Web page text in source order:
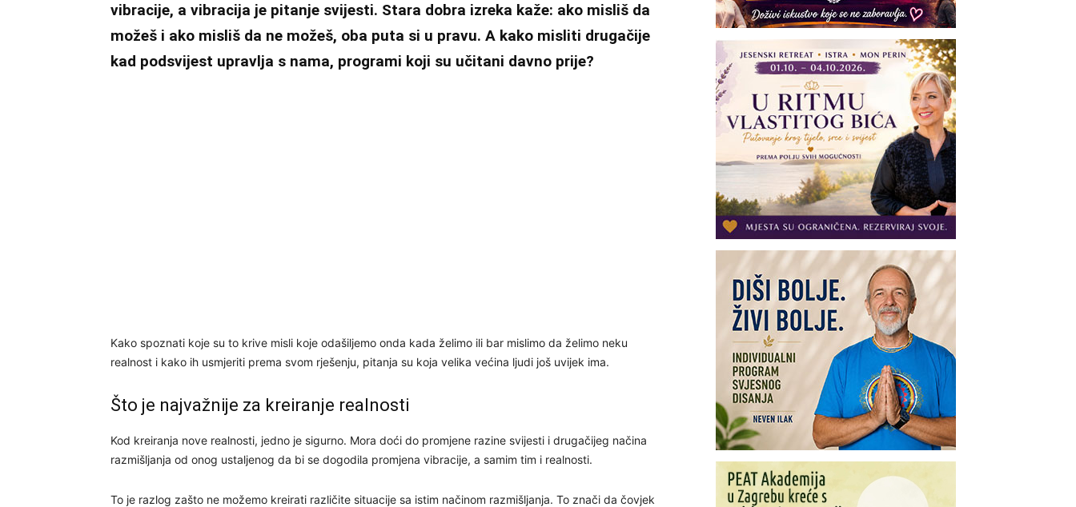
vibracije, a vibracija je pitanje svijesti. Stara dobra izreka kaže: ako misliš da
možeš i ako misliš da ne možeš, oba puta si u pravu. A kako misliti drugačije
kad podsvijest upravlja s nama, programi koji su učitani davno prije?
Kako spoznati koje su to krive misli koje odašiljemo onda kada želimo ili bar mislimo da želimo neku
realnost i kako ih usmjeriti prema svom rješenju, pitanja su koja velika većina ljudi još uvijek ima.
Što je najvažnije za kreiranje realnosti
Kod kreiranja nove realnosti, jedno je sigurno. Mora doći do promjene razine svijesti i drugačijeg načina
razmišljanja od onog ustaljenog da bi se dogodila promjena vibracije, a samim tim i realnosti.
To je razlog zašto ne možemo kreirati različite situacije sa istim načinom razmišljanja. To znači da čovjek